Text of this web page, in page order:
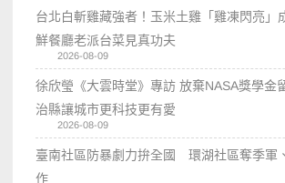
台北白斬雞藏強者！玉米土雞「雞凍閃亮
鮮餐廳老派台菜見真功夫
2026-08-09
徐欣瑩《大雲時堂》專訪 放棄NASA獎學金
治縣讓城市更科技更有愛
2026-08-09
臺南社區防暴劇力拚全國 環湖社區奪季軍
作